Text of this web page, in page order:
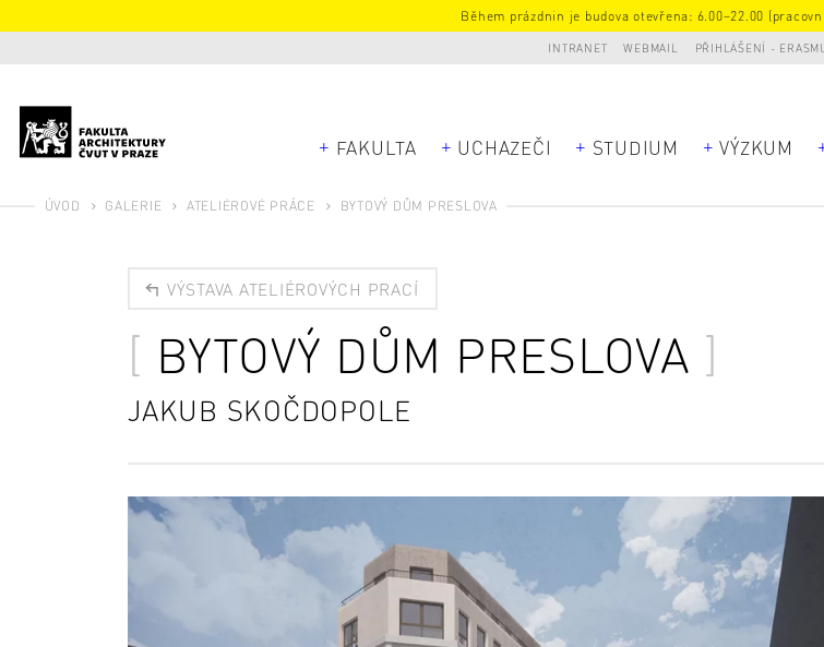
Během prázdnin je budova otevřena: 6.00–22.00
INTRANET WEBMAIL PŘIHLÁŠENÍ -
FAKULTA UCHAZEČI STUDIUM VÝZKUM
ÚVOD GALERIE ATELIÉROVÉ PRÁCE BYTOVÝ DŮM PRESLOVA
VÝSTAVA ATELIÉROVÝCH PRACÍ
BYTOVÝ DŮM PRESLOVA
JAKUB SKOČDOPOLE